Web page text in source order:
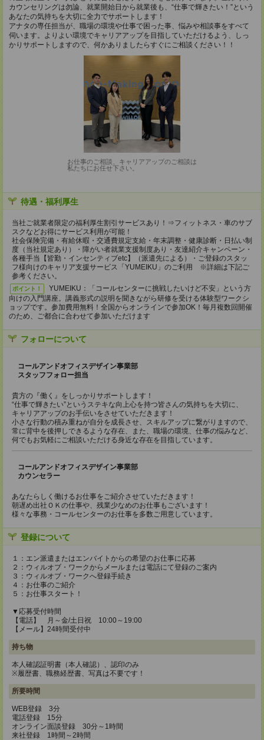
カウンセリングは勿論、就業開始日から就業後も、“仕事で輝きたい！”という
あなたの気持ちを大切に全力でサポートします！
アナタの専任担当が、職場の環境や仕事で困った事、悩みや相談事をすべて
伺います。よりよい環境でキャリアアップを目指していただけるよう、しっ
かりサポートしますので、何かありましたらすぐにご相談ください！！
お仕事のご相談、キャリアアップのご相談は
私たちにお任せ下さい。
待遇・福利厚生
当社ご就業者限定の福利厚生割引サービスあり！⇒フィットネス・車のサブ
スクなどお得にサービス利用が可能！
社会保険完備・有給休暇・交通費規定支給・年末調整・健康診断・日払い制
度（当社規定あり）・障がい者就業支援制度あり・友達紹介キャンペーン・
各種手当【皆勤・インセンティブetc】（派遣先による）・ご登録のスタッ
フ様向けのキャリア支援サービス「YUMEIKU」のご利用 ※詳細は下記ご
参考ください。
ポイント！
YUMEIKU：「コールセンターに挑戦したいけど不安」という方
向けの入門講座。講義形式の説明を聞きながら研修を受ける体験型ワークシ
ョップです。参加費用無料！全国からオンラインで参加OK！毎月複数回開催
のため、ご都合に合わせて参加いただけます
フォローについて
コールアンドオフィスデザイン事業部
スタッフフォロー担当
貴方の『働く』をしっかりサポートします！
“仕事で輝きたい”というステキな向上心を持つ皆さんの気持ちを大切に、
キャリアアップのお手伝いをさせていただきます！
小さな行動の積み重ねが自分を成長させ、スキルアップに繋がりますので、
常に背中を後押しできるような存在、また、職場の環境、仕事の悩みなど、
何でもお気軽にご相談いただける身近な存在を目指しています。
コールアンドオフィスデザイン事業部
カウンセラー
あなたらしく働けるお仕事をご紹介させていただきます！
朝遅め出社ＯＫの仕事や、残業少なめのお仕事もございます！
様々な事務・コールセンターのお仕事を多数ご用意しています。
登録について
１：エン派遣またはエンバイトからの希望のお仕事に応募
２：ウィルオブ・ワークからメールまたは電話にて登録のご案内
３：ウィルオブ・ワークへ登録手続き
４：お仕事のご紹介
５：お仕事スタート！
▼応募受付時間
【電話】 月～金/土日祝 10:00～19:00
【メール】24時間受付中
持ち物
本人確認証明書（本人確認）、認印のみ
※履歴書、職務経歴書、写真は不要です！
所要時間
WEB登録 3分
電話登録 15分
オンライン面談登録 30分～1時間
来社登録 1時間～2時間